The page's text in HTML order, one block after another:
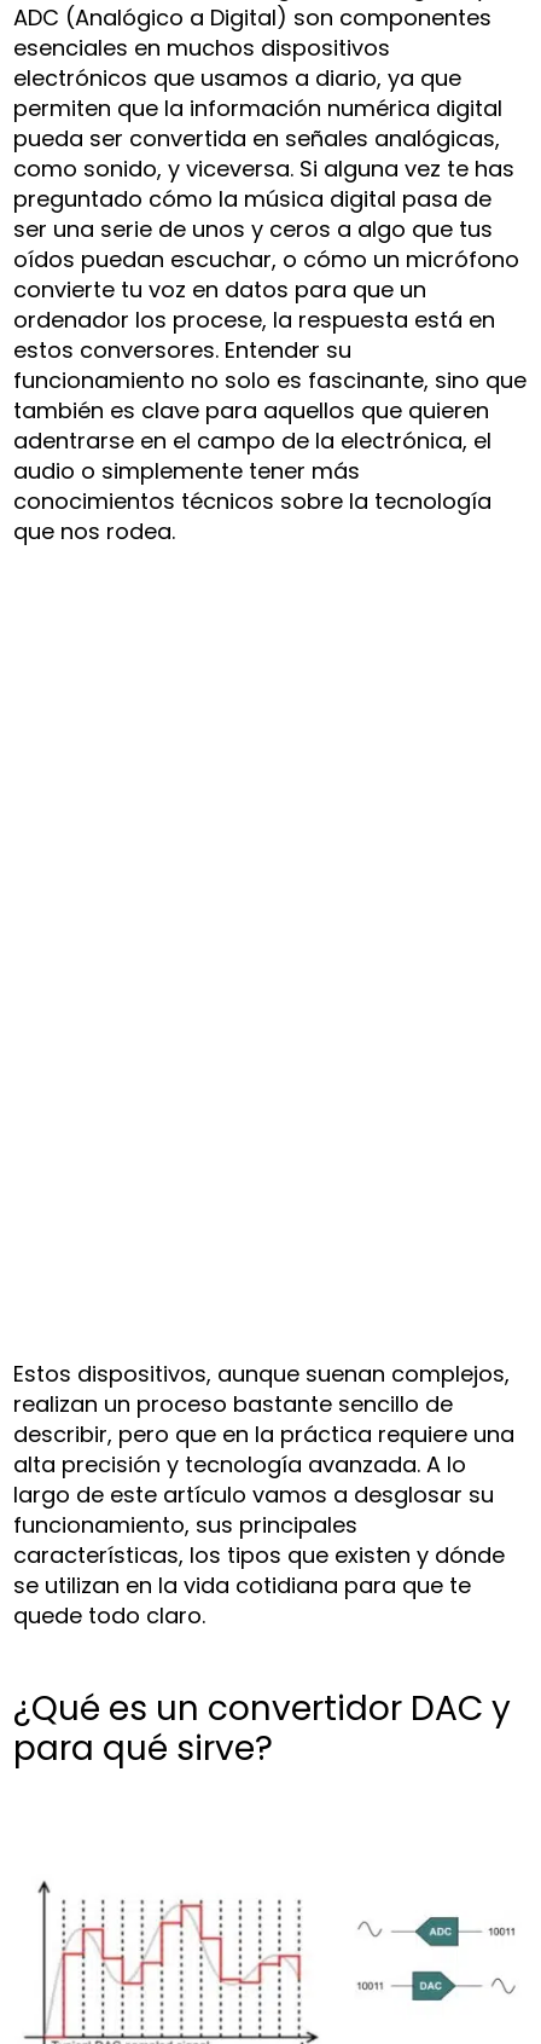
ADC (Analógico a Digital) son componentes
esenciales en muchos dispositivos
electrónicos que usamos a diario, ya que
permiten que la información numérica digital
pueda ser convertida en señales analógicas,
como sonido, y viceversa. Si alguna vez te has
preguntado cómo la música digital pasa de
ser una serie de unos y ceros a algo que tus
oídos puedan escuchar, o cómo un micrófono
convierte tu voz en datos para que un
ordenador los procese, la respuesta está en
estos conversores. Entender su
funcionamiento no solo es fascinante, sino que
también es clave para aquellos que quieren
adentrarse en el campo de la electrónica, el
audio o simplemente tener más
conocimientos técnicos sobre la tecnología
que nos rodea.
Estos dispositivos, aunque suenan complejos,
realizan un proceso bastante sencillo de
describir, pero que en la práctica requiere una
alta precisión y tecnología avanzada. A lo
largo de este artículo vamos a desglosar su
funcionamiento, sus principales
características, los tipos que existen y dónde
se utilizan en la vida cotidiana para que te
quede todo claro.
¿Qué es un convertidor DAC y
para qué sirve?